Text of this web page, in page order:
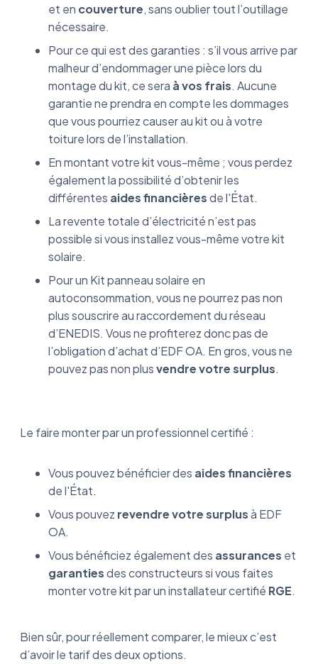
et en couverture, sans oublier tout l’outillage
nécessaire.
Pour ce qui est des garanties : s’il vous arrive par
malheur d’endommager une pièce lors du
montage du kit, ce sera à vos frais. Aucune
garantie ne prendra en compte les dommages
que vous pourriez causer au kit ou à votre
toiture lors de l’installation.
En montant votre kit vous-même ; vous perdez
également la possibilité d’obtenir les
différentes aides financièresde l'État.
La revente totale d’électricité n’est pas
possible si vous installez vous-même votre kit
solaire.
Pour un Kit panneau solaire en
autoconsommation, vous ne pourrez pas non
plus souscrire au raccordement du réseau
d’ENEDIS. Vous ne profiterez donc pas de
l’obligation d’achat d’EDF OA. En gros, vous ne
pouvez pas non plusvendre votre surplus.
Le faire monter par un professionnel certifié :
Vous pouvez bénéficier des aides financières
de l'État.
Vous pouvez revendre votre surplusà EDF
OA.
Vous bénéficiez également des assurances et
garantiesdes constructeurs si vous faites
monter votre kit par un installateur certifié RGE.
Bien sûr, pour réellement comparer, le mieux c’est
d’avoir le tarif des deux options.